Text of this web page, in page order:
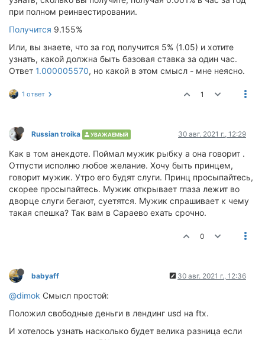
при полном реинвестировании.
Получится 9.155%
Или, вы знаете, что за год получится 5% (1.05) и хотите
узнать, какой должна быть базовая ставка за один час.
Ответ 1.000005570, но какой в этом смысл - мне неясно.
1 ответ 1
Russian troika УВАЖАЕМЫЙ 30 авг. 2021 г., 12:29
Как в том анекдоте. Поймал мужик рыбку а она говорит .
Отпусти исполню любое желание. Хочу быть принцем,
говорит мужик. Утро его будят слуги. Принц просыпайтесь,
скорее просыпайтесь. Мужик открывает глаза лежит во
дворце слуги бегают, суетятся. Мужик спрашивает к чему
такая спешка? Так вам в Сараево ехать срочно.
0
babyaff 30 авг. 2021 г., 12:36
@dimok Смысл простой:
Положил свободные деньги в лендинг usd на ftx.
И хотелось узнать насколько будет велика разница если